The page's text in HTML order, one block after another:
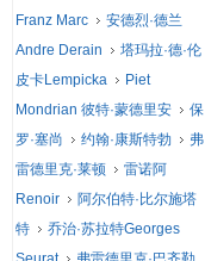
Franz Marc
安德烈·德兰
Andre Derain
塔玛拉·德·伦
皮卡Lempicka
Piet
Mondrian 彼特·蒙德里安
保
罗·塞尚
约翰·康斯特勃
弗
雷德里克·莱顿
雷诺阿
Renoir
阿尔伯特·比尔施塔
特
乔治·苏拉特Georges